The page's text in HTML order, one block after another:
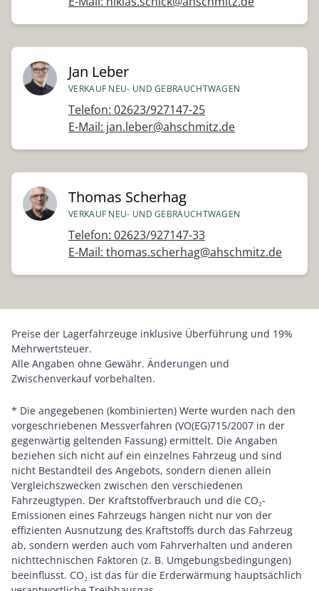
Jan Leber
VERKAUF NEU- UND GEBRAUCHTWAGEN
Telefon: 02623/927147-25
E-Mail: jan.leber@ahschmitz.de
Thomas Scherhag
VERKAUF NEU- UND GEBRAUCHTWAGEN
Telefon: 02623/927147-33
E-Mail: thomas.scherhag@ahschmitz.de
Preise der Lagerfahrzeuge inklusive Überführung und 19%
Mehrwertsteuer.
Alle Angaben ohne Gewähr. Änderungen und
Zwischenverkauf vorbehalten.
* Die angegebenen (kombinierten) Werte wurden nach den
vorgeschriebenen Messverfahren (VO(EG)715/2007 in der
gegenwärtig geltenden Fassung) ermittelt. Die Angaben
beziehen sich nicht auf ein einzelnes Fahrzeug und sind
nicht Bestandteil des Angebots, sondern dienen allein
Vergleichszwecken zwischen den verschiedenen
Fahrzeugtypen. Der Kraftstoffverbrauch und die CO₂-
Emissionen eines Fahrzeugs hängen nicht nur von der
effizienten Ausnutzung des Kraftstoffs durch das Fahrzeug
ab, sondern werden auch vom Fahrverhalten und anderen
nichttechnischen Faktoren (z. B. Umgebungsbedingungen)
beeinflusst. CO₂ ist das für die Erderwärmung hauptsächlich